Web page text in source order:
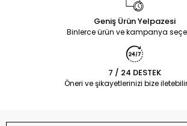
Geniş Ürün Yelpazesi
Binlerce ürün ve kampanya
7 / 24 DESTEK
Öneri ve şikayetlerinizi bize